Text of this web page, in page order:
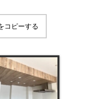
コピーする